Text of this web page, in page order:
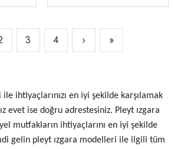
3 4 › »
ihtiyaçlarınızı en iyi şekilde karşılamak
evet ise doğru adrestesiniz. Pleyt ızgara
mutfakların ihtiyaçlarını en iyi şekilde
gelin pleyt ızgara modelleri ile ilgili tüm